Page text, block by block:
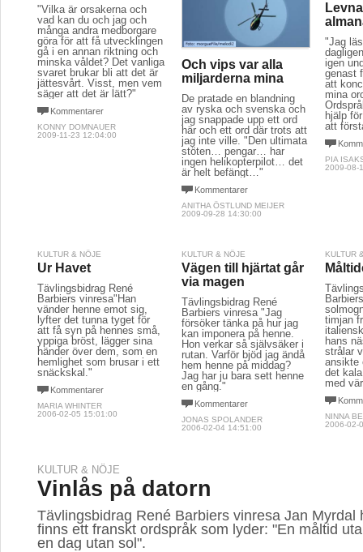
"Vilka är orsakerna och
vad kan du och jag och
många andra medborgare
göra för att få utvecklingen
gå i en annan riktning och
minska våldet? Det vanliga
svaret brukar bli att det är
jättesvårt. Visst, men vem
säger att det är lätt?"
Kommentarer
KONNY DOMNAUER
2009-11-23 12:04:00
Och vips var alla
miljarderna mina
De pratade en blandning
av ryska och svenska och
jag snappade upp ett ord
här och ett ord där trots att
jag inte ville. "Den ultimata
stöten… pengar… har
ingen helikopterpilot… det
är helt befängt…"
Kommentarer
ANITHA ÖSTLUND MEIJER
2009-09-28 14:30:00
"Jag
igen
genast
att
mina
hjälp
att
PIA
2009-08-
KULTUR & NÖJE
Ur Havet
Tävlingsbidrag René
Barbiers vinresa"Han
vänder henne emot sig,
lyfter det tunna tyget för
att få syn på hennes små,
yppiga bröst, lägger sina
händer över dem, som en
hemlighet som brusar i ett
snäckskal."
Kommentarer
MARIA WHINTER
2006-02-05 15:01:00
KULTUR & NÖJE
Vägen till hjärtat går
via magen
Tävlingsbidrag René
Barbiers vinresa "Jag
försöker tänka på hur jag
kan imponera på henne.
Hon verkar så självsäker i
rutan. Varför bjöd jag ändå
hem henne på middag?
Jag har ju bara sett henne
en gång."
Kommentarer
JONAS SPOLANDER
2006-02-04 14:51:00
KULTUR
timjan
hans
strålar
ansikte
det
med
NINNA
2006-02-
KULTUR & NÖJE
Vinlås på datorn
Tävlingsbidrag René Barbiers vinresa Jan Myrdal
finns ett franskt ordspråk som lyder: "En måltid
en dag utan sol".